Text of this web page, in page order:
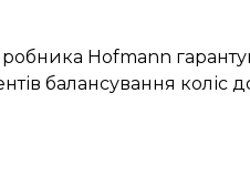
Hofmann
балансування коліс